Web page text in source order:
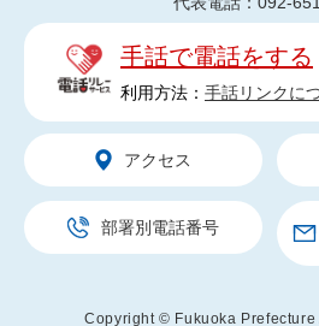
手話で電話をする
利用方法： 手話リンクに
アクセス
部署別電話番号
Copyright © Fukuoka